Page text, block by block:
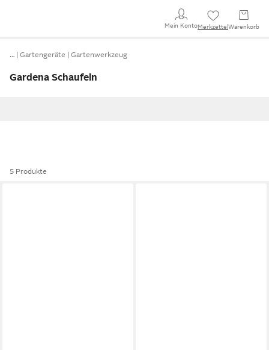
Mein KontoMerkzettel Warenkorb
… Gartengeräte Gartenwerkzeug
Gardena Schaufeln
5 Produkte